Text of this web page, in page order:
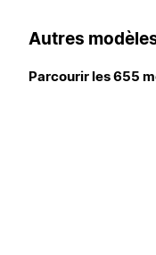
Autres
Parcourir les 655